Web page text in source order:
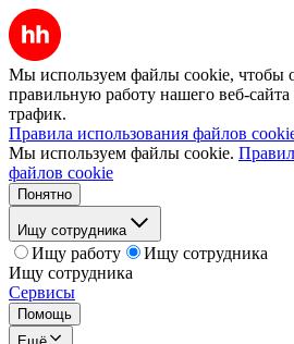
Мы используем файлы cookie, чтобы
правильную работу нашего веб-сайта
трафик.
Правила использования файлов
Мы используем файлы cookie.
файлов cookie
Понятно
Ищу сотрудника
Ищу работу
Ищу сотрудника
Ищу сотрудника
Сервисы
Помощь